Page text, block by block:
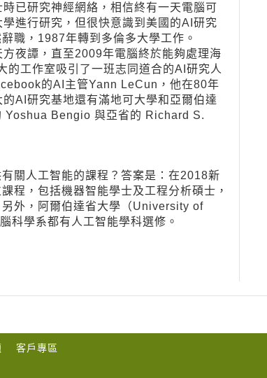
已研究神經網絡，相信終有一天電腦可
進行研究，但很快意識到美國的AI研究
職，1987年轉到多倫多大學工作。
夜譚，直至2009年電腦終於能夠處理海
工作室吸引了一班志同道合的AI研究人
的AI主管Yann LeCun，他在80年
AI研究基地還有滿地可大學和亞爾伯達
Yoshua Bengio 與亞省的 Richard S.
關人工智能的課程？答案是：在2018新
程，包括機器智能學士及工程分析碩士，
外，阿爾伯達省大學（University of
學系都有人工智能學科選修。
客戶專區